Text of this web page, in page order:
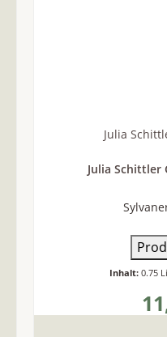
Julia
Julia Schittler
Inhalt: 0.75